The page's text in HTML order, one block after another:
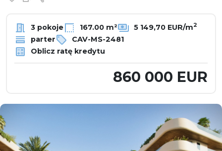
3 pokoje 167.00 m² 5 149,70 EUR/m2
parter
CAV-MS-2481
Oblicz ratę kredytu
860 000 EUR